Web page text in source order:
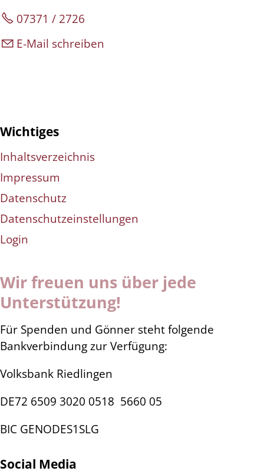
07371 / 2726
E-Mail schreiben
Wichtiges
Inhaltsverzeichnis
Impressum
Datenschutz
Datenschutzeinstellungen
Login
Wir freuen uns über jede
Unterstützung!
Für Spenden und Gönner steht folgende
Bankverbindung zur Verfügung:
Volksbank Riedlingen
DE72 6509 3020 0518 5660 05
BIC GENODES1SLG
Social Media